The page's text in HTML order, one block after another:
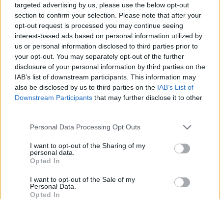
targeted advertising by us, please use the below opt-out
section to confirm your selection. Please note that after your
opt-out request is processed you may continue seeing
interest-based ads based on personal information utilized by
us or personal information disclosed to third parties prior to
your opt-out. You may separately opt-out of the further
disclosure of your personal information by third parties on the
IAB’s list of downstream participants. This information may
also be disclosed by us to third parties on the IAB’s List of
Downstream Participants that may further disclose it to other
Personal Data Processing Opt Outs
I want to opt-out of the Sharing of my
personal data.
Opted In
I want to opt-out of the Sale of my
Personal Data.
Opted In
De reviews op deze pagina zijn door de gebruikers
gegenereerd en vervolgens gelezen en aangepast alvorens
goedkeuring, om zo te voldoen aan onze standaarden wat betreft
een review voor een medicijn. Voor het delen van ervaringen is
geen medische kennis noodzakelijk. Op deze manier geven de
reviews alleen een beeld van de ervaring van de schrijvers en niet
die van de eigenaar van deze website. Denk er aan dat de
ervaringen kunnen verschillen van persoon tot persoon en dat u
voor medisch advies altijd contact op moet nemen met uw arts of
apotheker.